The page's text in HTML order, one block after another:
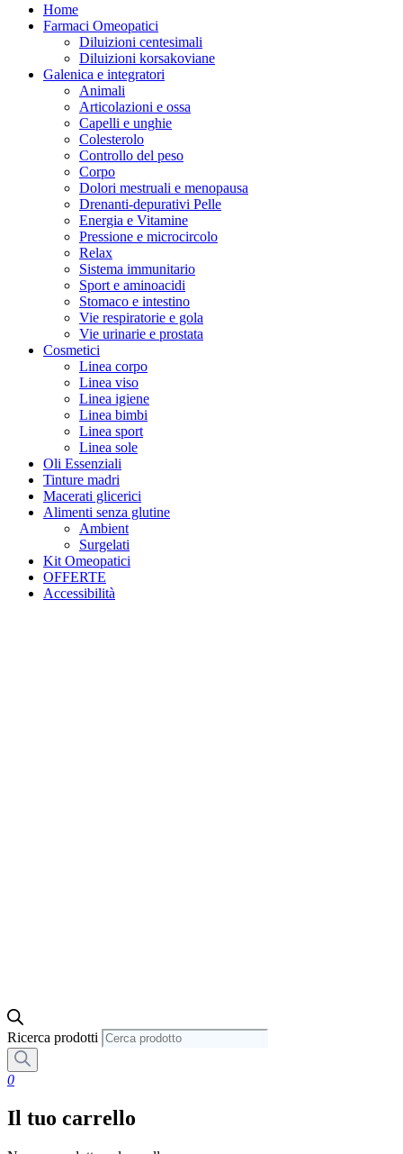
Home
Farmaci Omeopatici
Diluizioni centesimali
Diluizioni korsakoviane
Galenica e integratori
Animali
Articolazioni e ossa
Capelli e unghie
Colesterolo
Controllo del peso
Corpo
Dolori mestruali e menopausa
Drenanti-depurativi Pelle
Energia e Vitamine
Pressione e microcircolo
Relax
Sistema immunitario
Sport e aminoacidi
Stomaco e intestino
Vie respiratorie e gola
Vie urinarie e prostata
Cosmetici
Linea corpo
Linea viso
Linea igiene
Linea bimbi
Linea sport
Linea sole
Oli Essenziali
Tinture madri
Macerati glicerici
Alimenti senza glutine
Ambient
Surgelati
Kit Omeopatici
OFFERTE
Accessibilità
Ricerca prodotti
0
Il tuo carrello